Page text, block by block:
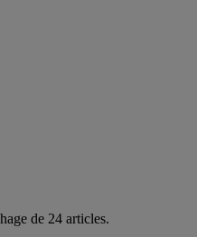
de 24 articles.